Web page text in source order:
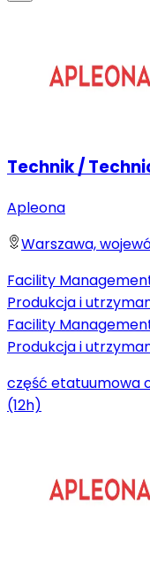
Technik /
Apleona
Warszawa,
Facility
Produkcja i
Facility
Produkcja i
część etatuumowa
(12h)